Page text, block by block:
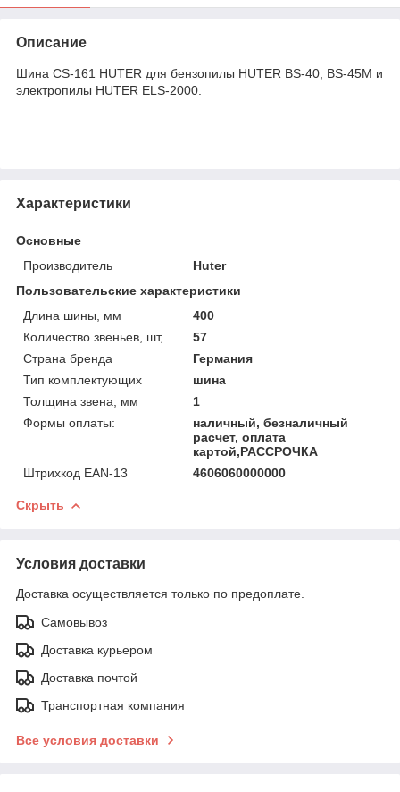
Описание
Шина CS-161 HUTER для бензопилы HUTER BS-40, BS-45M и
электропилы HUTER ELS-2000.
Характеристики
Основные
Производитель
Huter
Пользовательские характеристики
Длина шины, мм
400
Количество звеньев, шт,
57
Страна бренда
Германия
Тип комплектующих
шина
Толщина звена, мм
1
Формы оплаты:
наличный, безналичный
расчет, оплата
картой,РАССРОЧКА
Штрихкод EAN-13
4606060000000
Скрыть
Условия доставки
Доставка осуществляется только по предоплате.
Самовывоз
Доставка курьером
Доставка почтой
Транспортная компания
Все условия доставки